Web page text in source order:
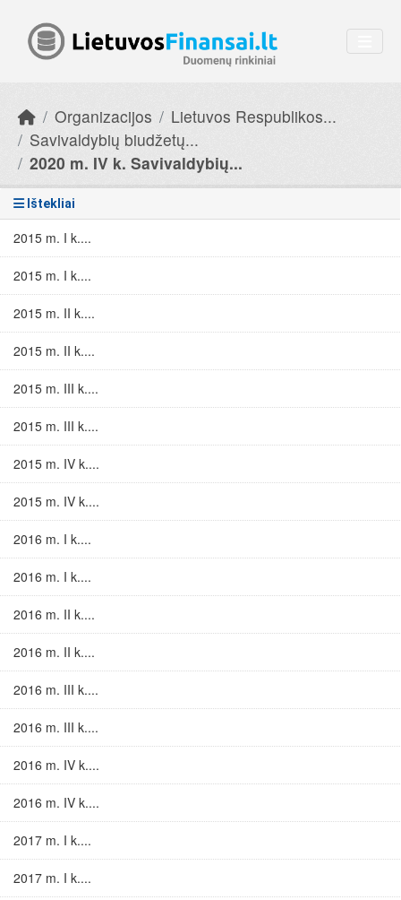
Organizacijos
Lietuvos Respublikos...
Savivaldybių biudžetų...
2020 m. IV k. Savivaldybių...
Ištekliai
2015 m. I k....
2015 m. I k....
2015 m. II k....
2015 m. II k....
2015 m. III k....
2015 m. III k....
2015 m. IV k....
2015 m. IV k....
2016 m. I k....
2016 m. I k....
2016 m. II k....
2016 m. II k....
2016 m. III k....
2016 m. III k....
2016 m. IV k....
2016 m. IV k....
2017 m. I k....
2017 m. I k....